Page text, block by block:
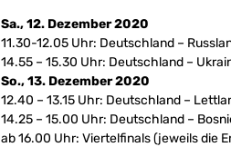
Sa., 12. Dezember 2020
11.30-12.05 Uhr: Deutschland –
14.55 – 15.30 Uhr: Deutschland –
So., 13. Dezember 2020
12.40 – 13.15 Uhr: Deutschland –
14.25 – 15.00 Uhr: Deutschland –
ab 16.00 Uhr: Viertelfinals (jeweils die